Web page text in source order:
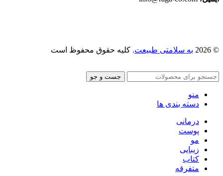
© 2026 به سلامتی طبیعت. کلیه حقوق محفوظ است
جست و جو
منو
دسته بندی ها
درمانی
پوست
مو
زیبایی
کتاب
متفرقه